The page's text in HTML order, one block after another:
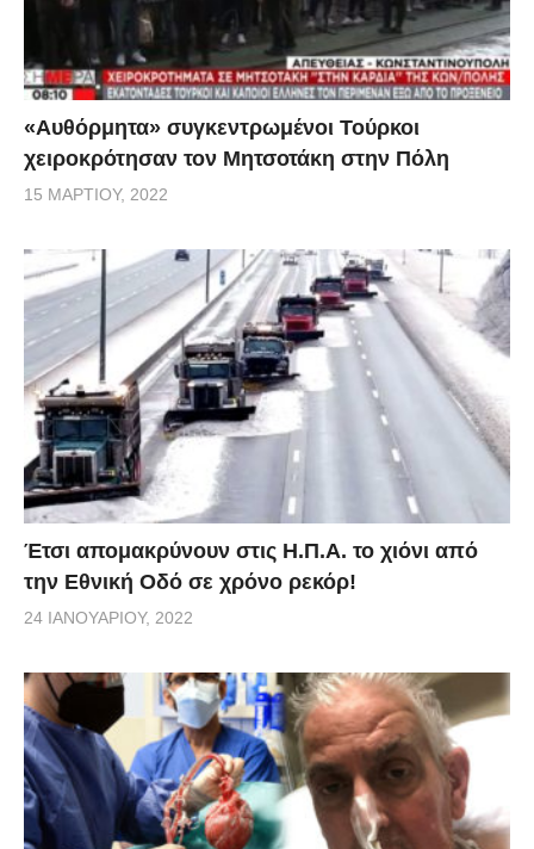
«Αυθόρμητα» συγκεντρωμένοι Τούρκοι
χειροκρότησαν τον Μητσοτάκη στην Πόλη
15 ΜΑΡΤΊΟΥ, 2022
Έτσι απομακρύνουν στις Η.Π.Α. το χιόνι από
την Εθνική Οδό σε χρόνο ρεκόρ!
24 ΙΑΝΟΥΑΡΊΟΥ, 2022